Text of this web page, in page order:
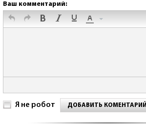
Ваш комментарий:
Я не робот ДОБАВИТЬ КОМЕНТАРИЙ